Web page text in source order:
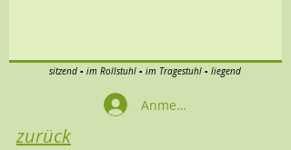
sitzend ▪ im Rollstuhl ▪ im Tragestuhl ▪ liegend
Anmelden
zurück